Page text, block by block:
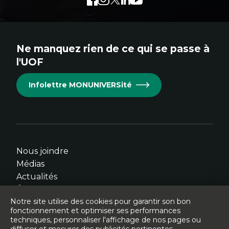
Cet
s'ouvrira
dans
fenêtre.
Cet
s'ouvrira
dans
fenêtre.
Cet
s'ouvrira
dans
fenêtre.
Cet
s'ouvrira
dans
fenêtre.
Cet
s'ouvrira
dans
fenêtre.
Ne manquez rien de ce qui se passe à
l'UOF
Infolettre MONUNIVERSité
Nous joindre
Médias
Actualités
Notre site utilise des cookies pour garantir son bon
fonctionnement et optimiser ses performances
techniques, personnaliser l'affichage de nos pages ou